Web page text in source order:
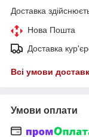
Доставка
Нова Пошта
Доставка
Всі умови
Умови оплати